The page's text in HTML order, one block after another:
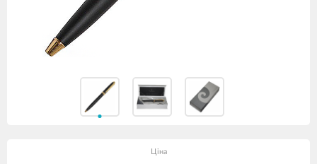
Ціна